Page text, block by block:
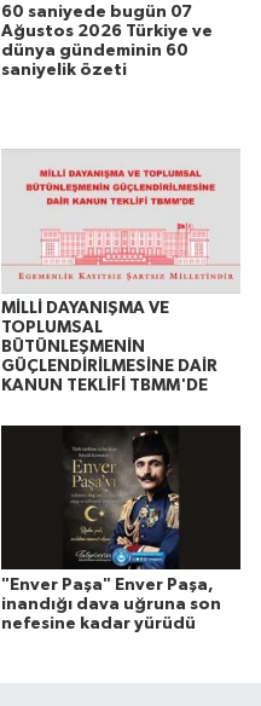
60 saniyede bugün 07
Ağustos 2026 Türkiye ve
dünya gündeminin 60
saniyelik özeti
MİLLİ DAYANIŞMA VE
TOPLUMSAL
BÜTÜNLEŞMENİN
GÜÇLENDİRİLMESİNE DAİR
KANUN TEKLİFİ TBMM'DE
"Enver Paşa" Enver Paşa,
inandığı dava uğruna son
nefesine kadar yürüdü